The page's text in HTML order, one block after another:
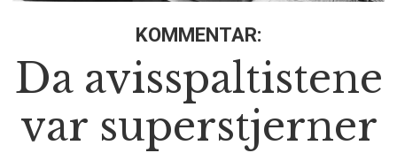
KOMMENTAR:
Da avisspaltistene
var superstjerner